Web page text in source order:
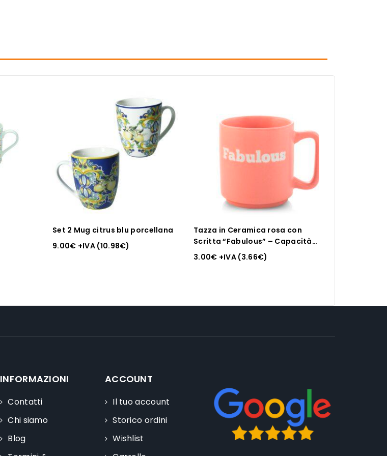
Set 2 Mug citrus blu porcellana
9.00€ +IVA (10.98€)
Tazza in Ceramica rosa con
Scritta “Fabulous” – Capacità
320 cc
3.00€ +IVA (3.66€)
INFORMAZIONI
Contatti
Chi siamo
Blog
ACCOUNT
Il tuo account
Storico ordini
Wishlist